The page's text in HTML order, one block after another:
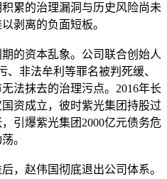
累的治理漏洞与历史风险尚未
剥离的负面短板。
的资本乱象。公司联合创始人
、非法牟利等罪名被判死缓、
法抹去的治理污点。2016年长
资成立，彼时紫光集团持股过
引爆紫光集团2000亿元债务危
。
，赵伟国彻底退出公司体系。